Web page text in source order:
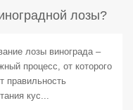
лозы?
лозы винограда –
процесс, от которого
правильность
кус...